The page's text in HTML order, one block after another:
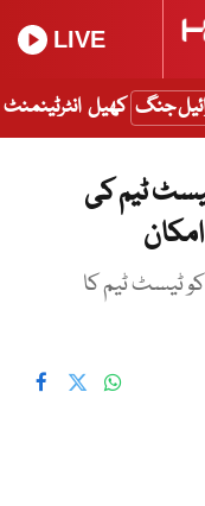
LIVE
جنگ کھیل انٹرٹینمنٹ
ٹیم کی
ٹیسٹ ٹیم کا